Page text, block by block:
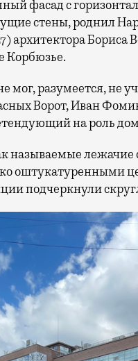
фасад с
стены, роднил
архитектора Бориса
Корбюзье.
мог, разумеется, не
Ворот, Иван
на роль
называемые
подчеркнули